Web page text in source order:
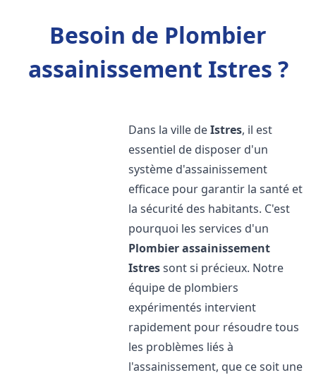
Besoin de Plombier
assainissement Istres ?
Dans la ville deIstres, il est
essentiel de disposer d'un
système d'assainissement
efficace pour garantir la santé et
la sécurité des habitants. C'est
pourquoi les services d'un
Plombier assainissement
Istressont si précieux. Notre
équipe de plombiers
expérimentés intervient
rapidement pour résoudre tous
les problèmes liés à
l'assainissement, que ce soit une